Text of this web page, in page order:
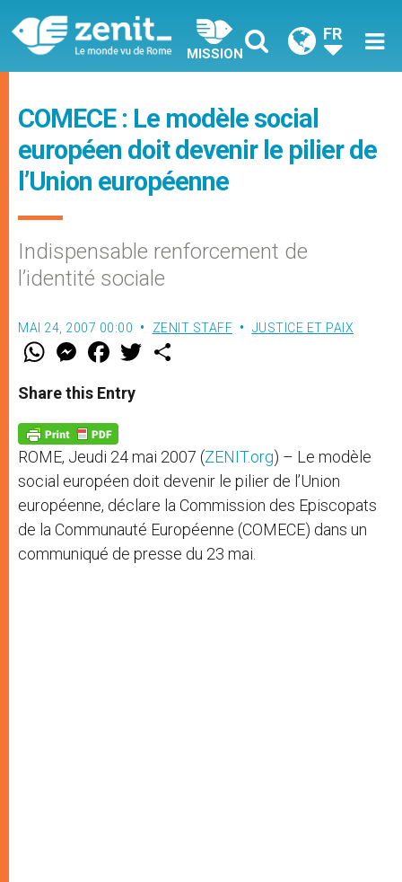
MISSION
FR
COMECE : Le modèle social
européen doit devenir le pilier de
l’Union européenne
Indispensable renforcement de
l’identité sociale
MAI 24, 2007 00:00 ZENIT STAFF JUSTICE ET PAIX
W
t
s
p
p
M
e
s
e
g
e
r
F
a
e
b
o
k
w
Share this Entry
ROME, Jeudi 24 mai 2007 (ZENIT.org) – Le modèle
social européen doit devenir le pilier de l’Union
européenne, déclare la Commission des Episcopats
de la Communauté Européenne (COMECE) dans un
communiqué de presse du 23 mai.